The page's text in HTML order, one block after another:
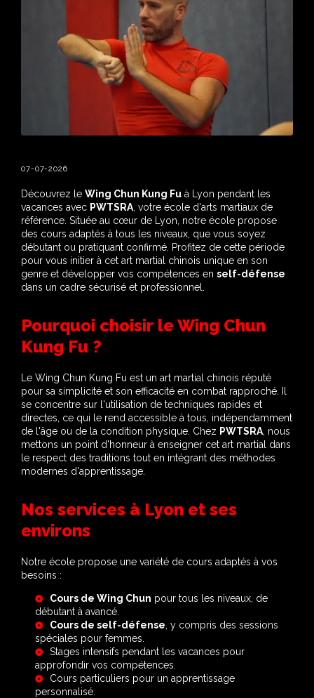
07-07-2026
Découvrez le Wing Chun Kung Fu à Lyon pendant les
vacances avec PWTSRA , votre école d'arts martiaux de
référence. Située au cœur de Lyon, notre école propose
des cours adaptés à tous les niveaux, que vous soyez
débutant ou pratiquant confirmé. Profitez de cette période
pour vous initier à cet art martial chinois unique en son
genre et développer vos compétences en self-défense
dans un cadre sécurisé et professionnel.
Pourquoi choisir le Wing Chun
Kung Fu ?
Le Wing Chun Kung Fu est un art martial chinois réputé
pour sa simplicité et son efficacité en combat rapproché. Il
se concentre sur l'utilisation de techniques rapides et
directes, ce qui le rend accessible à tous, indépendamment
de l'âge ou de la condition physique. Chez PWTSRA , nous
mettons un point d'honneur à enseigner cet art martial dans
le respect des traditions tout en intégrant des méthodes
modernes d'apprentissage.
Nos services à Lyon et ses
environs
Notre école propose une variété de cours adaptés à vos
besoins :
Cours de Wing Chun pour tous les niveaux, de
débutant à avancé.
Cours de self-défense , y compris des sessions
spéciales pour femmes.
Stages intensifs pendant les vacances pour
approfondir vos compétences.
Cours particuliers pour un apprentissage
personnalisé.